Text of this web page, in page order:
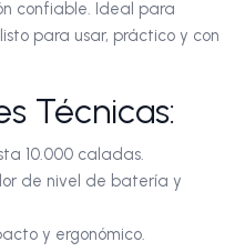
confiable. Ideal para
para usar, práctico y con
Técnicas:
10.000 caladas.
de nivel de batería y
y ergonómico.